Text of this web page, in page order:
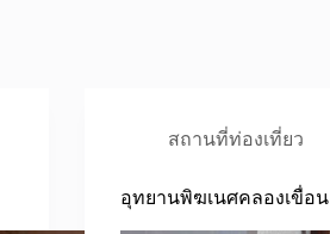
สถานที่ท่องเที่ยว
อุทยานพิฆเนศคลองเขื่อน